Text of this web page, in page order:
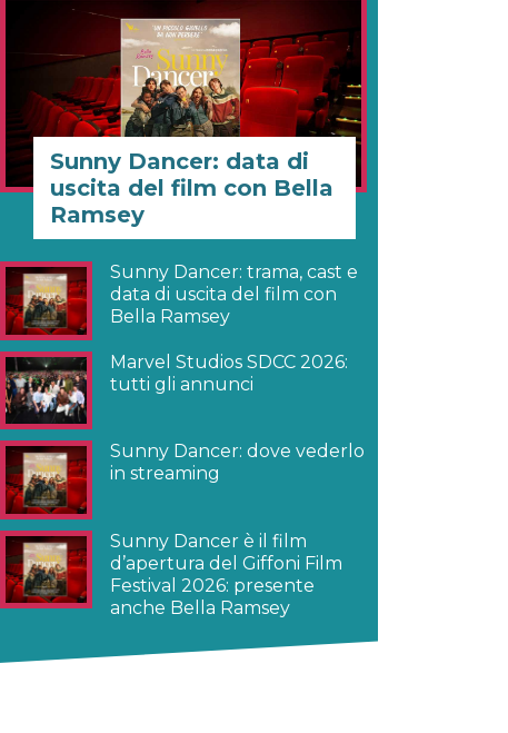
Sunny Dancer: data di
uscita del film con Bella
Ramsey
Sunny Dancer: trama, cast e
data di uscita del film con
Bella Ramsey
Marvel Studios SDCC 2026:
tutti gli annunci
Sunny Dancer: dove vederlo
in streaming
Sunny Dancer è il film
d’apertura del Giffoni Film
Festival 2026: presente
anche Bella Ramsey